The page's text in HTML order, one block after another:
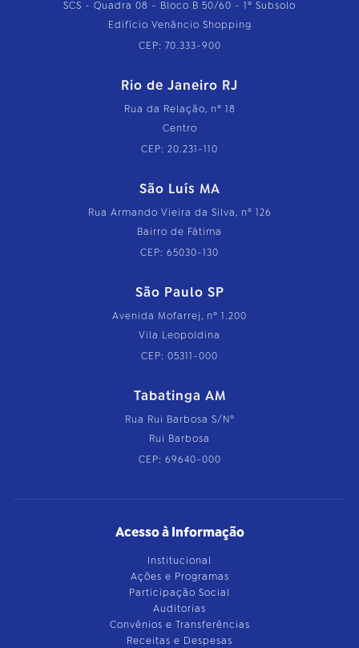
SCS - Quadra 08 - Bloco B 50/60 - 1º Subsolo
Edifício Venâncio Shopping
CEP: 70.333-900
Rio de Janeiro RJ
Rua da Relação, nº 18
Centro
CEP: 20.231-110
São Luís MA
Rua Armando Vieira da Silva, nº 126
Bairro de Fátima
CEP: 65030-130
São Paulo SP
Avenida Mofarrej, nº 1.200
Vila Leopoldina
CEP: 05311-000
Tabatinga AM
Rua Rui Barbosa S/Nº
Rui Barbosa
CEP: 69640-000
Acesso à Informação
Institucional
Ações e Programas
Participação Social
Auditorias
Convênios e Transferências
Receitas e Despesas